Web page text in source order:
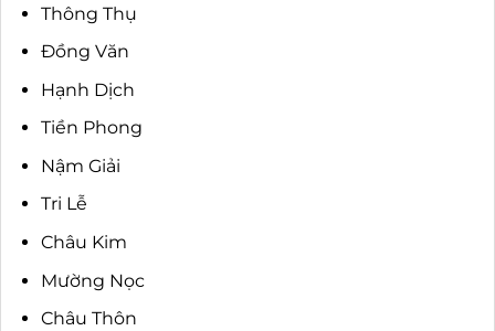
Thông Thụ
Đồng Văn
Hạnh Dịch
Tiền Phong
Nậm Giải
Tri Lễ
Châu Kim
Mường Nọc
Châu Thôn